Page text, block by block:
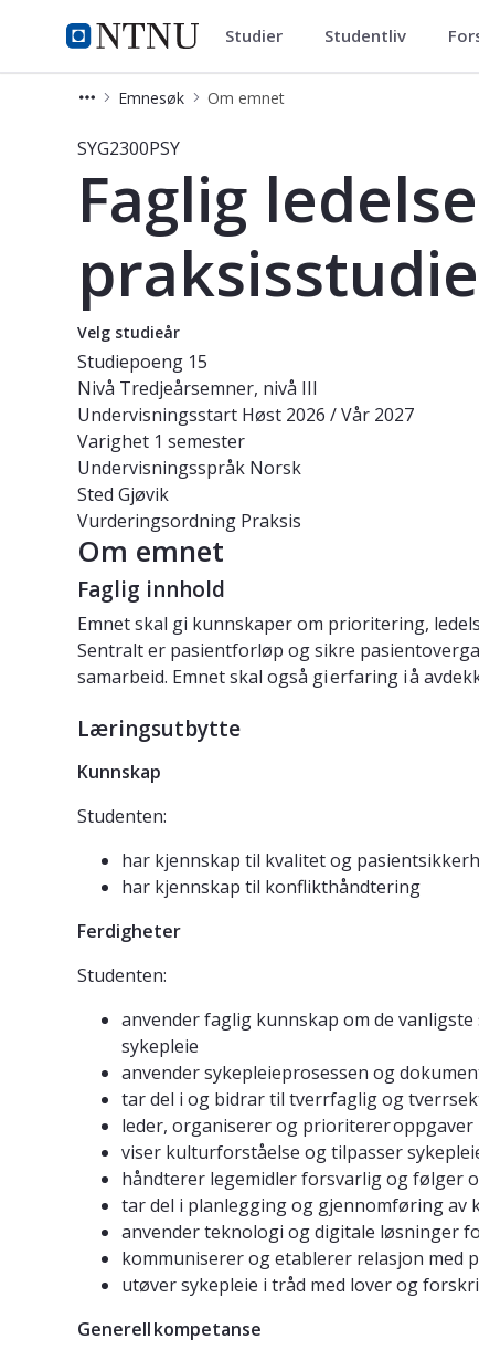
NTNU Hjemmeside
Studier Studier Studentliv
Emnesøk Om emnet
Emne - Faglig ledelse og
SYG2300PSY
Faglig
Velg studieår
Studiepoeng 15
Nivå Tredjeårsemner, nivå III
Undervisningsstart Høst 2026 / Vår 2027
Varighet 1 semester
Undervisningsspråk Norsk
Sted Gjøvik
Vurderingsordning Praksis
Om emnet
Faglig innhold
Emnet skal gi kunnskaper om prioritering,
Sentralt er pasientforløp og sikre
samarbeid. Emnet skal også gi erfaring i å
Læringsutbytte
Kunnskap
Studenten:
har kjennskap til kvalitet og
har kjennskap til konflikthåndtering
Ferdigheter
Studenten:
anvender faglig kunnskap om de
sykepleie
anvender sykepleieprosessen og
tar del i og bidrar til tverrfaglig og
leder, organiserer og prioriterer oppgaver
viser kulturforståelse og tilpasser
håndterer legemidler forsvarlig og følger
tar del i planlegging og gjennomføring av
anvender teknologi og digitale løsninger
kommuniserer og etablerer relasjon med
utøver sykepleie i tråd med lover og
Generell kompetanse